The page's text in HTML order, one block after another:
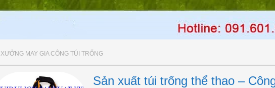
XƯỞNG MAY GIA CÔNG TÚI TRỐNG
Sản xuất túi trống thể thao –